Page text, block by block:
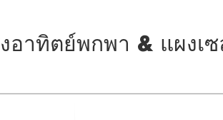
อาทิตย์พกพา & แผงเ